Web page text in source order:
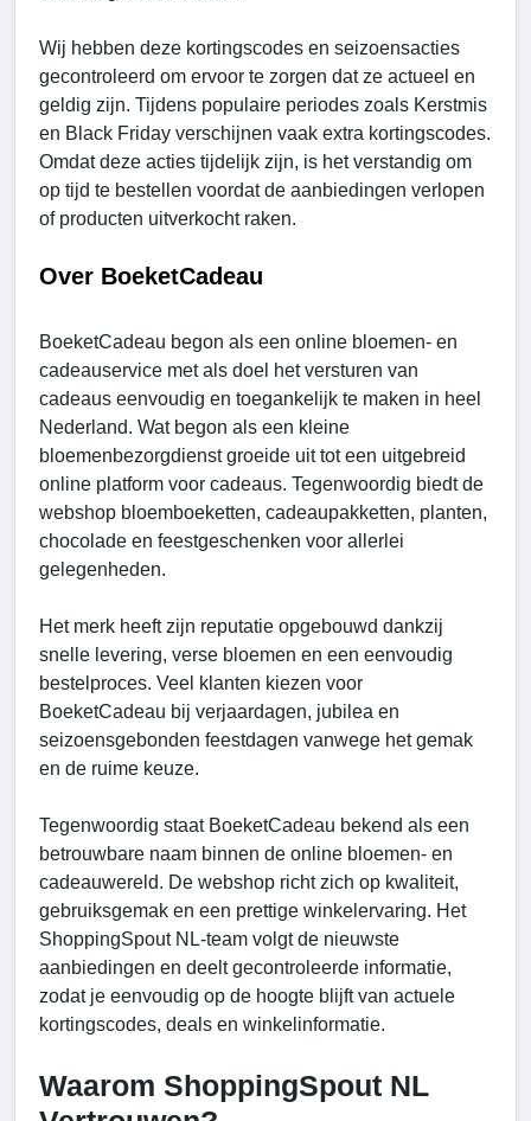
Wij hebben deze kortingscodes en seizoensacties
gecontroleerd om ervoor te zorgen dat ze actueel en
geldig zijn. Tijdens populaire periodes zoals Kerstmis
en Black Friday verschijnen vaak extra kortingscodes.
Omdat deze acties tijdelijk zijn, is het verstandig om
op tijd te bestellen voordat de aanbiedingen verlopen
of producten uitverkocht raken.
Over BoeketCadeau
BoeketCadeau begon als een online bloemen- en
cadeauservice met als doel het versturen van
cadeaus eenvoudig en toegankelijk te maken in heel
Nederland. Wat begon als een kleine
bloemenbezorgdienst groeide uit tot een uitgebreid
online platform voor cadeaus. Tegenwoordig biedt de
webshop bloemboeketten, cadeaupakketten, planten,
chocolade en feestgeschenken voor allerlei
gelegenheden.
Het merk heeft zijn reputatie opgebouwd dankzij
snelle levering, verse bloemen en een eenvoudig
bestelproces. Veel klanten kiezen voor
BoeketCadeau bij verjaardagen, jubilea en
seizoensgebonden feestdagen vanwege het gemak
en de ruime keuze.
Tegenwoordig staat BoeketCadeau bekend als een
betrouwbare naam binnen de online bloemen- en
cadeauwereld. De webshop richt zich op kwaliteit,
gebruiksgemak en een prettige winkelervaring. Het
ShoppingSpout NL-team volgt de nieuwste
aanbiedingen en deelt gecontroleerde informatie,
zodat je eenvoudig op de hoogte blijft van actuele
kortingscodes, deals en winkelinformatie.
Waarom ShoppingSpout NL